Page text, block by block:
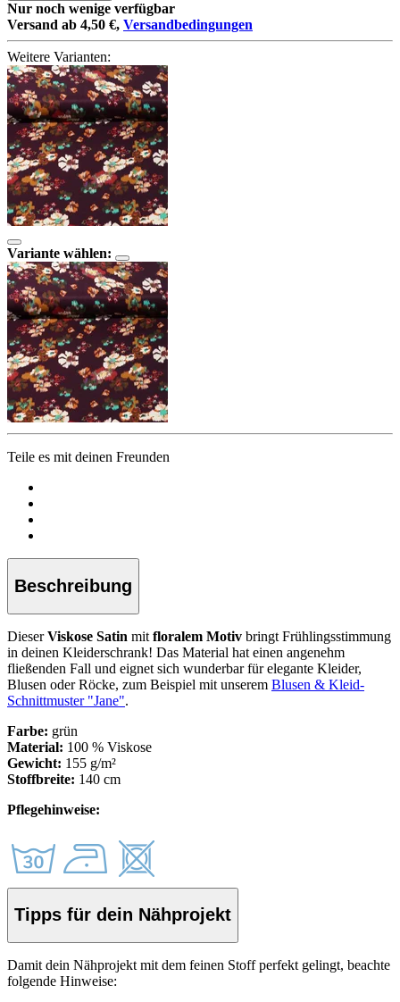
Nur noch wenige verfügbar
Versand ab 4,50 €, Versandbedingungen
Weitere Varianten:
Variante wählen:
Teile es mit deinen Freunden
Beschreibung
DieserViskose Satin mit floralem Motiv bringt Frühlingsstimmung
in deinen Kleiderschrank! Das Material hat einen angenehm
fließenden Fall und eignet sich wunderbar für elegante Kleider,
Blusen oder Röcke, zum Beispiel mit unserem Blusen & Kleid-
Schnittmuster "Jane".
Farbe: grün
Material: 100 % Viskose
Gewicht: 155 g/m²
Stoffbreite: 140 cm
Pflegehinweise:
Tipps für dein Nähprojekt
Damit dein Nähprojekt mit dem feinen Stoff perfekt gelingt, beachte
folgende Hinweise: